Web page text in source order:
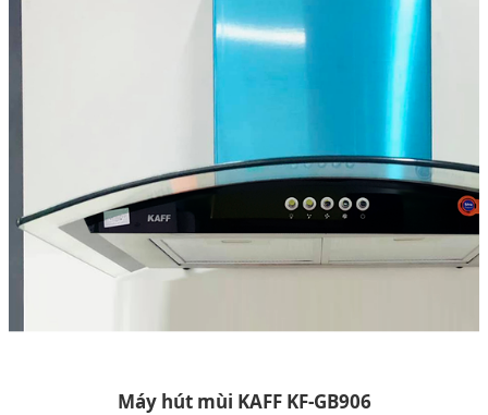
Máy hút mùi KAFF KF-GB906